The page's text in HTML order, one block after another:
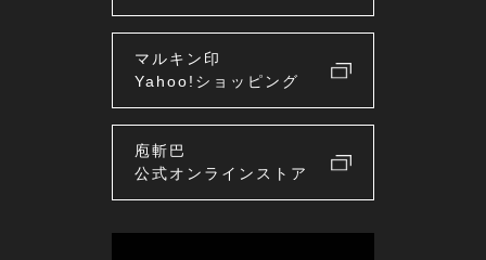
マルキン印
Yahoo!ショッピング
庖斬巴
公式オンラインストア